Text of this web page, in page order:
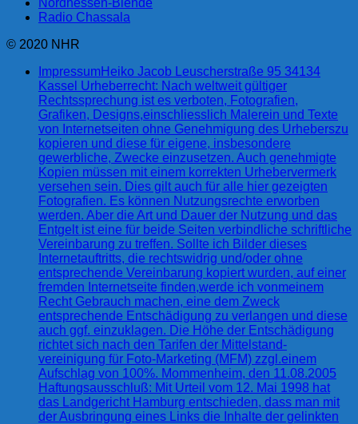
Radio Chassala
© 2020 NHR
ImpressumHeiko Jacob Leuscherstraße 95 34134
Kassel Urheberrecht: Nach weltweit gültiger
Rechtssprechung ist es verboten, Fotografien,
Grafiken, Designs,einschliesslich Malerein und Texte
von Internetseiten ohne Genehmigung des Urheberszu
kopieren und diese für eigene, insbesondere
gewerbliche, Zwecke einzusetzen. Auch genehmigte
Kopien müssen mit einem korrekten Urhebervermerk
versehen sein. Dies gilt auch für alle hier gezeigten
Fotografien. Es können Nutzungsrechte erworben
werden. Aber die Art und Dauer der Nutzung und das
Entgelt ist eine für beide Seiten verbindliche schriftliche
Vereinbarung zu treffen. Sollte ich Bilder dieses
Internetauftritts, die rechtswidrig und/oder ohne
entsprechende Vereinbarung kopiert wurden, auf einer
fremden Internetseite finden,werde ich vonmeinem
Recht Gebrauch machen, eine dem Zweck
entsprechende Entschädigung zu verlangen und diese
auch ggf. einzuklagen. Die Höhe der Entschädigung
richtet sich nach den Tarifen der Mittelstand-
vereinigung für Foto-Marketing (MFM) zzgl.einem
Aufschlag von 100%. Mommenheim, den 11.08.2005
Haftungsausschluß: Mit Urteil vom 12. Mai 1998 hat
das Landgericht Hamburg entschieden, dass man mit
der Ausbringung eines Links die Inhalte der gelinkten